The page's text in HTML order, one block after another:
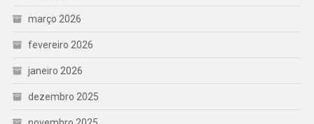
março 2026
fevereiro 2026
janeiro 2026
dezembro 2025